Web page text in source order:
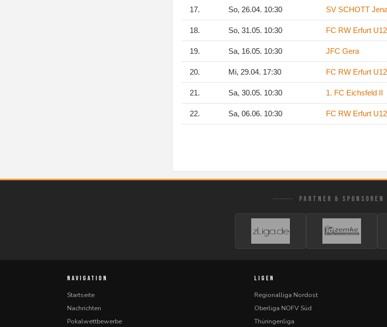
17. So, 26.04. 10:30 SV SCHOTT
18. So, 31.05. 10:30 FC RW Erfurt U12
19. Sa, 16.05. 10:30 JFC Gera
20. Mi, 29.04. 17:30 FC RW Erfurt U12
21. Sa, 30.05. 10:30 1. FC Eichsfeld II
22. Sa, 06.06. 10:30 FC RW Erfurt U12
PARTNER & SPONSOREN
NAVIGATION
Startseite
Nachrichten
Pokalwettbewerbe
LIGEN
Regionalliga Nordost
Oberliga NOFV Süd
Thüringenliga